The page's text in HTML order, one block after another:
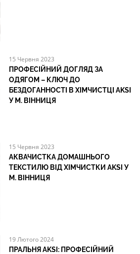
15 Червня 2023
ПРОФЕСІЙНИЙ ДОГЛЯД ЗА
ОДЯГОМ – КЛЮЧ ДО
БЕЗДОГАННОСТІ В ХІМЧИСТЦІ AKSI
У М. ВІННИЦЯ
15 Червня 2023
АКВАЧИСТКА ДОМАШНЬОГО
ТЕКСТИЛЮ ВІД ХІМЧИСТКИ AKSI У
М. ВІННИЦЯ
19 Лютого 2024
ПРАЛЬНЯ AKSI: ПРОФЕСІЙНИЙ